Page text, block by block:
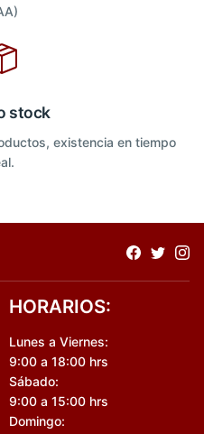
stock
existencia en tiempo
HORARIOS:
Lunes a Viernes:
9:00 a 18:00 hrs
Sábado:
9:00 a 15:00 hrs
Domingo: